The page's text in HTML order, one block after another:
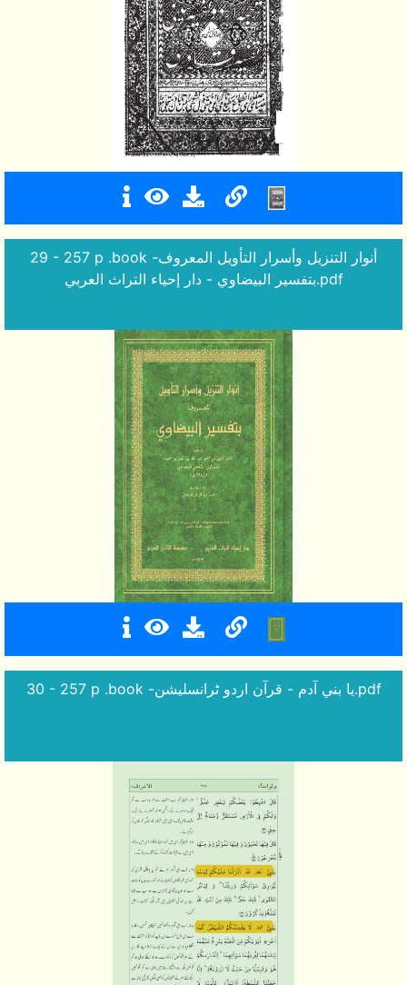
29 - 257 p .book -أنوار التنزيل وأسرار التأويل المعروف
بتفسير البيضاوي - دار إحياء التراث العربي.pdf
30 - 257 p .book -يا بني آدم - قرآن اردو ٹرانسلیشن.pdf